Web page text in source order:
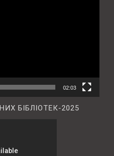
02:03
БІБЛІОТЕК-2025